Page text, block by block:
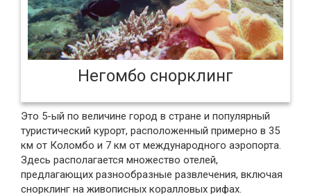
Негомбо снорклинг
Это 5-ый по величине город в стране и популярный
туристический курорт, расположенный примерно в 35
км от Коломбо и 7 км от международного аэропорта.
Здесь располагается множество отелей,
предлагающих разнообразные развлечения, включая
снорклинг на живописных коралловых рифах.